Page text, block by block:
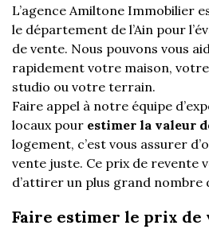
L’agence Amiltone Immobilier
le département de l’Ain pour
de vente. Nous pouvons vous
rapidement votre maison,
studio ou votre terrain.
Faire appel à notre équipe
locaux pour estimer la valeur
logement, c’est vous assurer
vente juste. Ce prix de revente
d’attirer un plus grand nombre
Faire estimer le prix de